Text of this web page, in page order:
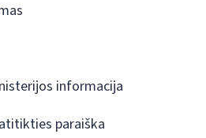
informacija
paraiška